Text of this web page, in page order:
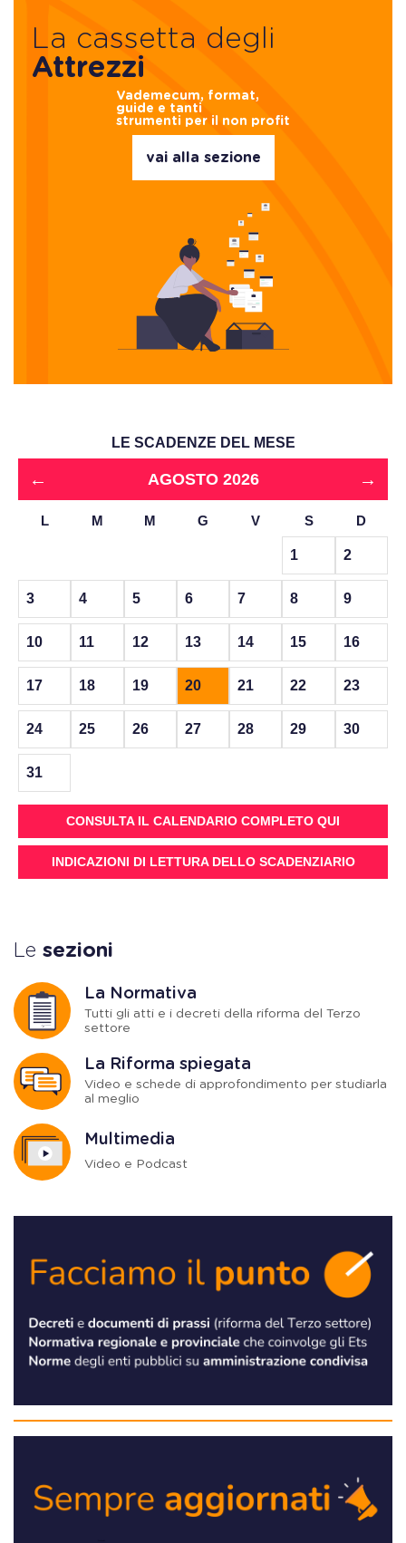
La cassetta degli
Attrezzi
Vademecum, format,
guide e tanti
strumenti per il non profit
vai alla sezione
LE SCADENZE DEL MESE
← AGOSTO 2026 →
L M M G V S D
1 2
3 4 5 6 7 8 9
10 11 12 13 14 15 16
17 18 19 20 21 22 23
24 25 26 27 28 29 30
31
CONSULTA IL CALENDARIO COMPLETO QUI
INDICAZIONI DI LETTURA DELLO SCADENZIARIO
Le sezioni
La Normativa
Tutti gli atti e i decreti della riforma del Terzo
settore
La Riforma spiegata
Video e schede di approfondimento per studiarla
al meglio
Multimedia
Video e Podcast